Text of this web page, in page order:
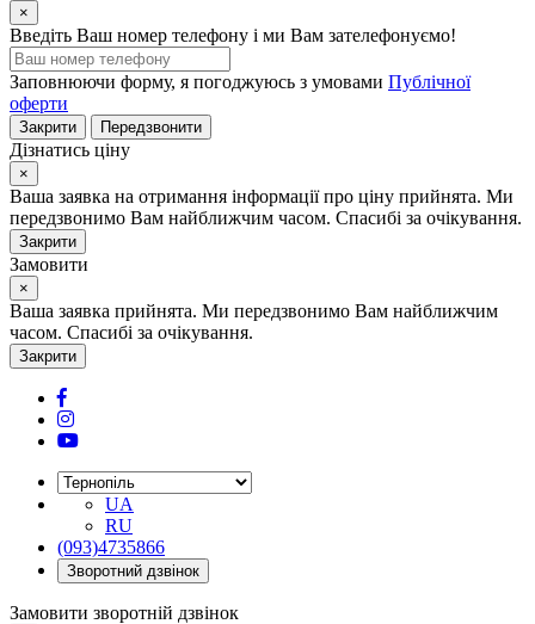
×
Введіть Ваш номер телефону і ми Вам зателефонуємо!
Заповнюючи форму, я погоджуюсь з умовами Публічної
оферти
Закрити Передзвонити
Дізнатись ціну
×
Ваша заявка на отримання інформації про ціну прийнята. Ми
передзвонимо Вам найближчим часом. Спасибі за очікування.
Закрити
Замовити
×
Ваша заявка прийнята. Ми передзвонимо Вам найближчим
часом. Спасибі за очікування.
Закрити
UA
RU
(093)4735866
Зворотний дзвінок
Замовити зворотній дзвінок